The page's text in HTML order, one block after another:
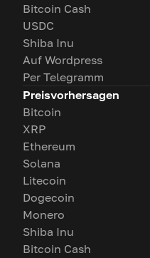
Bitcoin Cash
USDC
Shiba Inu
Auf Wordpress
Per Telegramm
Preisvorhersagen
Bitcoin
XRP
Ethereum
Solana
Litecoin
Dogecoin
Monero
Shiba Inu
Bitcoin Cash